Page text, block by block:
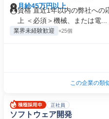
月給45万円以上
資格 直近1年以内の弊社への
上 ＜必須＞機械、または電...
業界未経験歓迎 +25個
この企業の類
正社員
ソフトウェア開発